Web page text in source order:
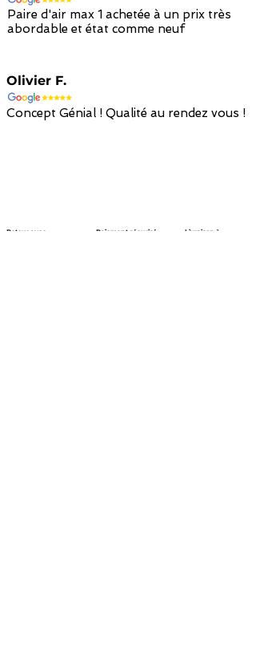
Paire d'air max 1 achetée à un prix très
abordable et état comme neuf
Olivier F.
Concept Génial ! Qualité au rendez vous !
Retour avec
Paiement sécurisé
Livraison à